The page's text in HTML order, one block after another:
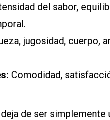
del sabor,
jugosidad, cuerpo,
Comodidad,
de ser simplemente